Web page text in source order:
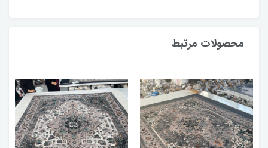
محصولات مرتبط